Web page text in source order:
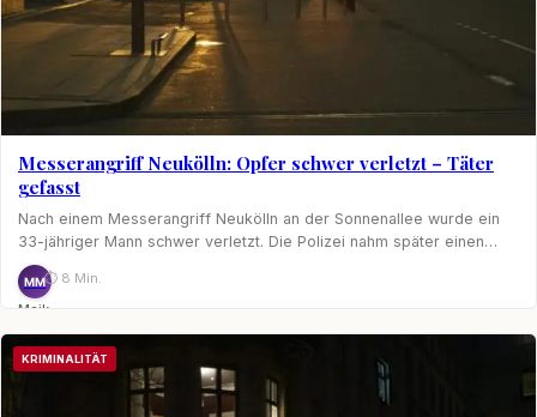
Messerangriff Neukölln: Opfer schwer verletzt – Täter
gefasst
Nach einem Messerangriff Neukölln an der Sonnenallee wurde ein
33-jähriger Mann schwer verletzt. Die Polizei nahm später einen…
MM
Maik
Möhring
⏱ 8 Min.
KRIMINALITÄT